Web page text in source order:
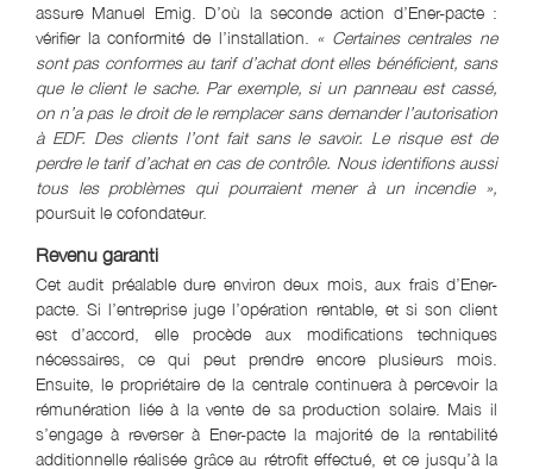
assure Manuel Emig. D’où la seconde action d’Ener-pacte :
vérifier la conformité de l’installation. « Certaines centrales ne
sont pas conformes au tarif d’achat dont elles bénéficient, sans
que le client le sache. Par exemple, si un panneau est cassé,
on n’a pas le droit de le remplacer sans demander l’autorisation
à EDF. Des clients l’ont fait sans le savoir. Le risque est de
perdre le tarif d’achat en cas de contrôle. Nous identifions aussi
tous les problèmes qui pourraient mener à un incendie »,
poursuit le cofondateur.
Revenu garanti
Cet audit préalable dure environ deux mois, aux frais d’Ener-
pacte. Si l’entreprise juge l’opération rentable, et si son client
est d’accord, elle procède aux modifications techniques
nécessaires, ce qui peut prendre encore plusieurs mois.
Ensuite, le propriétaire de la centrale continuera à percevoir la
rémunération liée à la vente de sa production solaire. Mais il
s’engage à reverser à Ener-pacte la majorité de la rentabilité
additionnelle réalisée grâce au rétrofit effectué, et ce jusqu’à la